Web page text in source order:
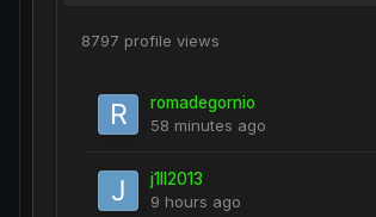
8797 profile views
romadegornio
58 minutes ago
j1ll2013
9 hours ago